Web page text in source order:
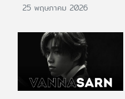
25 พฤษภาคม 2026